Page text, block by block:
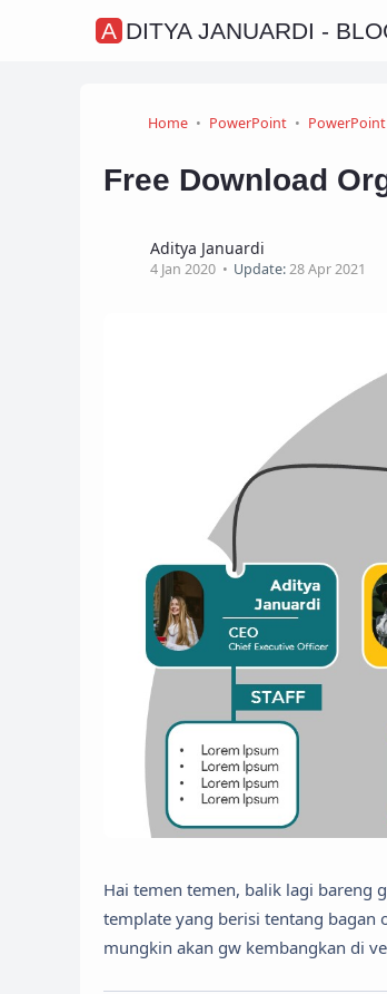
ADITYA JANUARDI -
Home PowerPoint
Free Download
Aditya Januardi
4 Jan 2020 Update:28 Apr 2021
Hai temen temen, balik lagi bareng
template yang berisi tentang bagan
mungkin akan gw kembangkan di